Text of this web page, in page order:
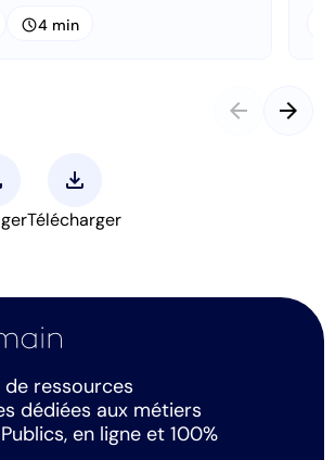
schedule4 min
arrow_back arrow_forward
download
Télécharger
ressources
dédiées aux métiers
en ligne et 100%